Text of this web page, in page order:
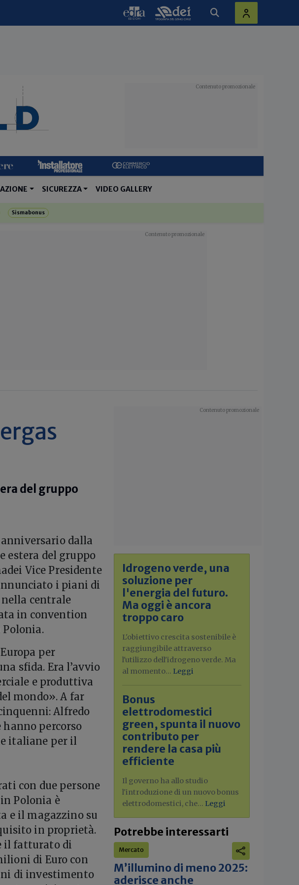
SICUREZZA VIDEO GALLERY
Sismabonus
del gruppo
dalla
estera del gruppo
Vice Presidente
i piani di
centrale
in convention
per
sfida. Era l’avvio
e produttiva
mondo». A far
Alfredo
percorso
italiane per il
con due persone
Polonia è
e il magazzino su
in proprietà.
il fatturato di
di Euro con
di investimento
Idrogeno verde, una
soluzione per
l'energia del futuro.
Ma oggi è ancora
troppo caro
L'obiettivo crescita sostenibile è
raggiungibile attraverso
l'utilizzo dell'idrogeno verde. Ma
al momento... Leggi
Bonus
elettrodomestici
green, spunta il nuovo
contributo per
rendere la casa più
efficiente
Il governo ha allo studio
l'introduzione di un nuovo bonus
elettrodomestici, che... Leggi
Potrebbe interessarti
Mercato
M’illumino di meno 2025:
aderisce anche